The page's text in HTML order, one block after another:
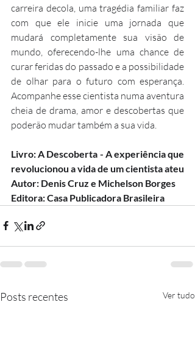
carreira decola, uma tragédia familiar faz
com que ele inicie uma jornada que
mudará completamente sua visão de
mundo, oferecendo-lhe uma chance de
curar feridas do passado e a possibilidade
de olhar para o futuro com esperança.
Acompanhe esse cientista numa aventura
cheia de drama, amor e descobertas que
poderão mudar também a sua vida.
Livro: A Descoberta - A experiência que
Autor: Denis Cruz e Michelson Borges
Editora: Casa Publicadora Brasileira
Posts recentes Ver tudo